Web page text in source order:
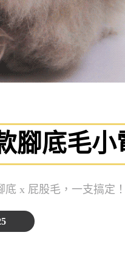
腳底毛小
底 x 屁股毛，一支搞定